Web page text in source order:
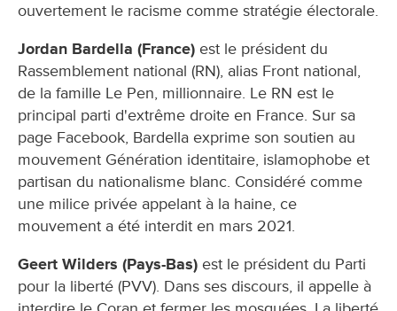
ouvertement le racisme comme stratégie électorale.
Jordan Bardella (France) est le président du
Rassemblement national (RN), alias Front national,
de la famille Le Pen, millionnaire. Le RN est le
principal parti d'extrême droite en France. Sur sa
page Facebook, Bardella exprime son soutien au
mouvement Génération identitaire, islamophobe et
partisan du nationalisme blanc. Considéré comme
une milice privée appelant à la haine, ce
mouvement a été interdit en mars 2021.
Geert Wilders (Pays-Bas) est le président du Parti
pour la liberté (PVV). Dans ses discours, il appelle à